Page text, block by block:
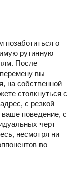
позаботиться о
рутинную
После
вы
на собственной
столкнуться с
с резкой
ваше поведение, с
черт
несмотря ни
во